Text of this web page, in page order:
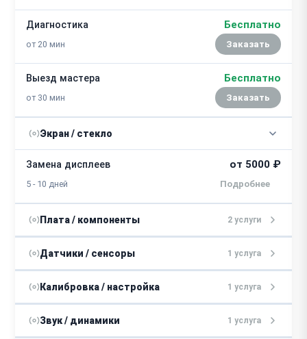
Диагностика
от 20 мин
Бесплатно
Заказать
Выезд мастера
от 30 мин
Бесплатно
Заказать
Экран / стекло
Замена дисплеев
5 - 10 дней
от 5000 ₽
Плата / компоненты 2 услуги
Ремонт видеокарты
2 - 7 дней
от 5000 ₽
Ремонт платы
3 - 7 дней
от 10000 ₽
Датчики / сенсоры 1 услуга
Замена датчиков
5 - 7 дней
от 4000 ₽
Калибровка / настройка 1 услуга
Калибровка
3 - 6 дней
от 4000 ₽
Звук / динамики 1 услуга